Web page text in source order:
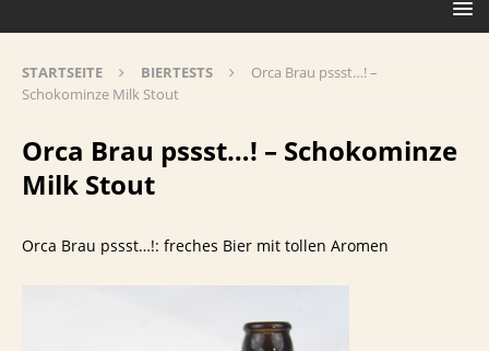
STARTSEITE BIERTESTS
Orca Brau pssst…! –
Schokominze Milk Stout
Orca Brau pssst…! – Schokominze
Milk Stout
Orca Brau pssst…!: freches Bier mit tollen Aromen